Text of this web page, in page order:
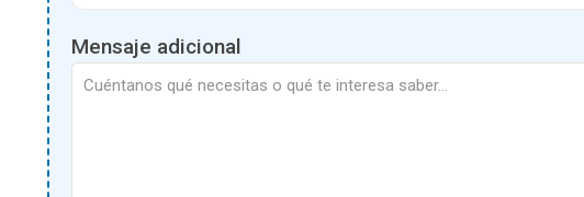
Mensaje adicional